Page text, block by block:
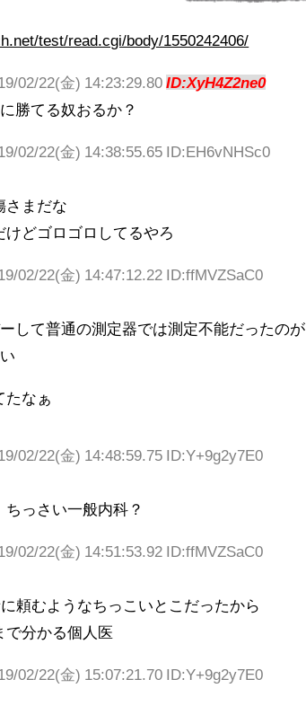
test/read.cgi/body/1550242406/
02/22(金) 14:23:29.80ID:XyH4Z2ne0
勝てる奴おるか？
02/22(金) 14:38:55.65 ID:EH6vNHSc0
さまだな
どゴロゴロしてるやろ
02/22(金) 14:47:12.22 ID:ffMVZSaC0
して普通の測定器では測定不能だったのが
たなぁ
02/22(金) 14:48:59.75 ID:Y+9g2y7E0
っさい一般内科？
02/22(金) 14:51:53.92 ID:ffMVZSaC0
頼むようなちっこいとこだったから
で分かる個人医
02/22(金) 15:07:21.70 ID:Y+9g2y7E0